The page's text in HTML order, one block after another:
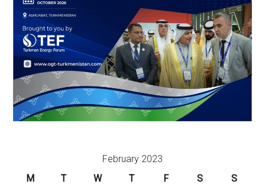
February 2023
M
T W T F S S